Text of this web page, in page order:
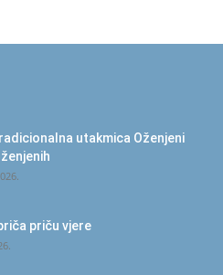
utakmica Oženjeni
priču vjere